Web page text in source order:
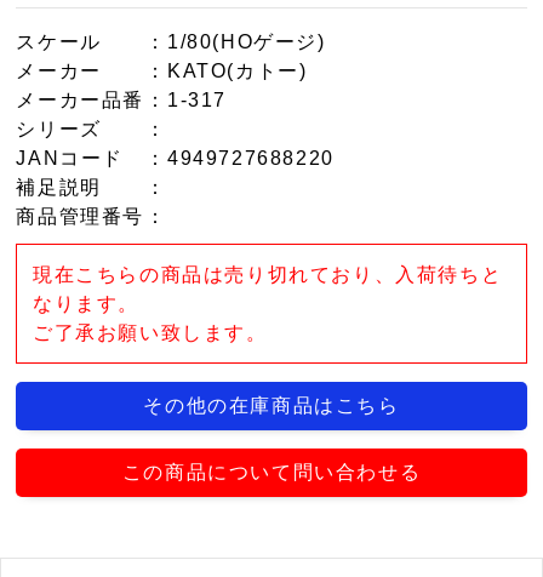
スケール
：1/80(HOゲージ)
メーカー
：KATO(カトー)
メーカー品番
：1-317
シリーズ
：
JANコード
：4949727688220
補足説明
：
商品管理番号 ：
現在こちらの商品は売り切れており、入荷待ちと
なります。
ご了承お願い致します。
その他の在庫商品はこちら
この商品について問い合わせる